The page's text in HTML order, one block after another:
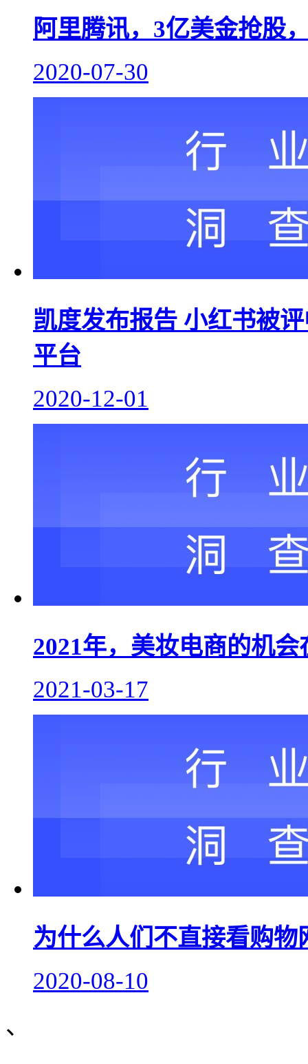
阿里腾讯，3亿美金抢股
2020-07-30
凯度发布报告 小红书被
平台
2020-12-01
2021年，美妆电商的机会
2021-03-17
为什么人们不直接看购
2020-08-10
、